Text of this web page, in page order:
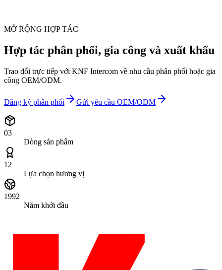
MỞ RỘNG HỢP TÁC
Hợp tác phân phối, gia công và xuất khẩu
Trao đổi trực tiếp với KNF Intercom về nhu cầu phân phối hoặc gia
công OEM/ODM.
Đăng ký phân phối Gửi yêu cầu OEM/ODM
03
Dòng sản phẩm
12
Lựa chọn hương vị
1992
Năm khởi đầu